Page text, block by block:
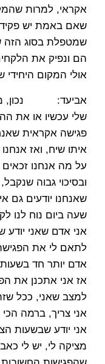
אקראי, למרות
שאם באמת יש פקיד
שמטפלת בסוג הזה
הם ונפיק את
אולי המקום היחידי
אביעד: נכון,
שלי עכשיו או את
פגישה אקראית
איתו שיח, ואז
על מה אנחנו
ובסיכוי גבוה
שאנחנו יודעים גם
שעה ביום נוח לנו
אני אדם שאני יודע
לתאם לי את
אדם יותר חד
אז אני אתכנן את
למצב שאני, ככל
אני צריך, ברמה
אני יודע שבשעות
מציקה לי, יש לי